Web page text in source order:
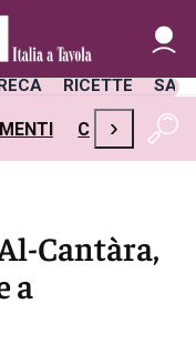
RICETTE
CHECK-IN
›
Cantàra,
a